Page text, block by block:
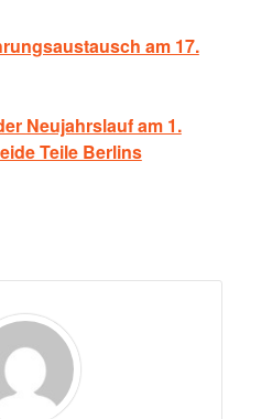
am 17.
Neujahrslauf am 1.
Teile Berlins